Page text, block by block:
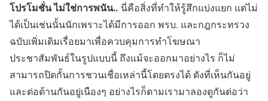
โปรโมชั่น ไม่ใช่การพนัน.. นี่คือสิ่งที่ทำให้รู้สึกแบ่งแยก แต่ไม่
ได้เป็นเช่นนั้นนักเพราะได้มีการออก พรบ. และกฎกระทรวง
ฉบับเพิ่มเติมเรื่อยมาเพื่อควบคุมการทำโฆษณา
ประชาสัมพันธ์ในรูปแบบนี้ ถึงแม้จะออกมาอย่างไร ก็ไม่
สามารถปิดกั้นการชวนเชื่อเหล่านี้โดยตรงได้ ดังที่เห็นกันอยู่
และต่อต้านกันอยู่เนืองๆ อย่างไรก็ตามเรามาลองดูกันต่อว่า